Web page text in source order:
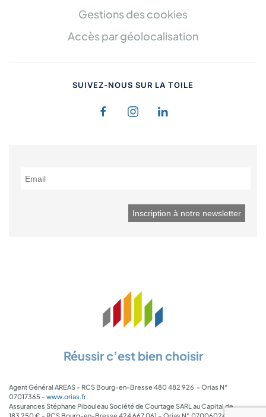
Gestions des cookies
Accès par géolocalisation
SUIVEZ-NOUS SUR LA TOILE
Réussir c’est bien choisir
Agent Général AREAS - RCS Bourg-en-Bresse 480 482 926 - Orias N°
07017365 - www.orias.fr
Assurances Stéphane Pibouleau Société de Courtage SARL au Capital de